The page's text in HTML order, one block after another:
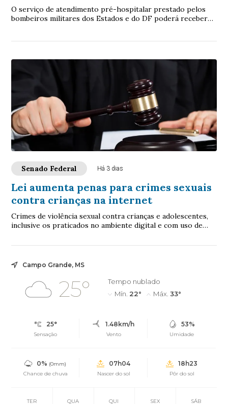
O serviço de atendimento pré-hospitalar prestado pelos
bombeiros militares dos Estados e do DF poderá receber
Senado Federal Há 3 dias
Lei aumenta penas para crimes sexuais
contra crianças na internet
Crimes de violência sexual contra crianças e adolescentes,
inclusive os praticados no ambiente digital e com uso de
Campo Grande, MS
25°
Tempo nublado
Mín. 22° Máx. 33°
25°
Sensação
1.48km/h
Vento
53%
Umidade
0% (0mm)
Chance de chuva
07h04
Nascer do sol
18h23
Pôr do sol
TER QUA QUI SEX SÁB